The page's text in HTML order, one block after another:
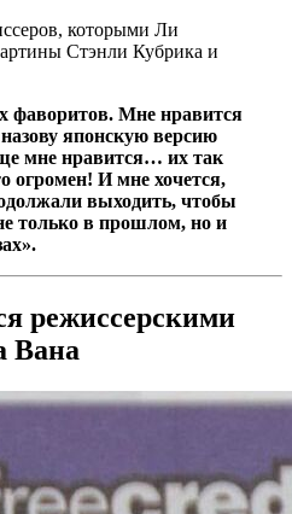
которыми Ли
Стэнли Кубрика и
фаворитов. Мне нравится
японскую версию
мне нравится… их так
огромен! И мне хочется,
выходить, чтобы
только в прошлом, но и
режиссерскими
Вана